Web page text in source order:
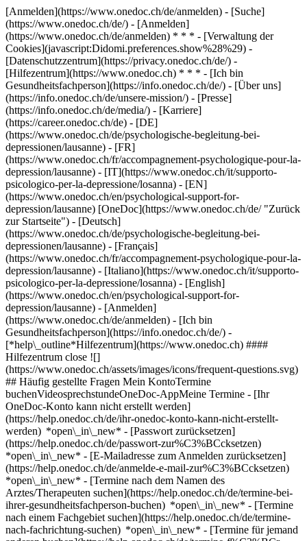
[Anmelden](https://www.onedoc.ch/de/anmelden) - [Suche]
(https://www.onedoc.ch/de/) - [Anmelden]
(https://www.onedoc.ch/de/anmelden) * * * - [Verwaltung der
Cookies](javascript:Didomi.preferences.show%28%29) -
[Datenschutzzentrum](https://privacy.onedoc.ch/de/) -
[Hilfezentrum](https://www.onedoc.ch) * * * - [Ich bin
Gesundheitsfachperson](https://info.onedoc.ch/de/) - [Über uns]
(https://info.onedoc.ch/de/unsere-mission/) - [Presse]
(https://info.onedoc.ch/de/media/) - [Karriere]
(https://career.onedoc.ch/de) - [DE]
(https://www.onedoc.ch/de/psychologische-begleitung-bei-
depressionen/lausanne) - [FR]
(https://www.onedoc.ch/fr/accompagnement-psychologique-pour-la-
depression/lausanne) - [IT](https://www.onedoc.ch/it/supporto-
psicologico-per-la-depressione/losanna) - [EN]
(https://www.onedoc.ch/en/psychological-support-for-
depression/lausanne) [OneDoc](https://www.onedoc.ch/de/ "Zurück
zur Startseite") - [Deutsch]
(https://www.onedoc.ch/de/psychologische-begleitung-bei-
depressionen/lausanne) - [Français]
(https://www.onedoc.ch/fr/accompagnement-psychologique-pour-la-
depression/lausanne) - [Italiano](https://www.onedoc.ch/it/supporto-
psicologico-per-la-depressione/losanna) - [English]
(https://www.onedoc.ch/en/psychological-support-for-
depression/lausanne) - [Anmelden]
(https://www.onedoc.ch/de/anmelden) - [Ich bin
Gesundheitsfachperson](https://info.onedoc.ch/de/) -
[*help\_outline*Hilfezentrum](https://www.onedoc.ch) ####
Hilfezentrum close ![]
(https://www.onedoc.ch/assets/images/icons/frequent-questions.svg)
## Häufig gestellte Fragen Mein KontoTermine
buchenVideosprechstundeOneDoc-AppMeine Termine - [Ihr
OneDoc-Konto kann nicht erstellt werden]
(https://help.onedoc.ch/de/ihr-onedoc-konto-kann-nicht-erstellt-
werden) *open\_in\_new* - [Passwort zurücksetzen]
(https://help.onedoc.ch/de/passwort-zur%C3%BCcksetzen)
*open\_in\_new* - [E-Mailadresse zum Anmelden zurücksetzen]
(https://help.onedoc.ch/de/anmelde-e-mail-zur%C3%BCcksetzen)
*open\_in\_new* - [Termine nach dem Namen des
Arztes/Therapeuten suchen](https://help.onedoc.ch/de/termine-bei-
ihrer-gesundheitsfachperson-buchen) *open\_in\_new* - [Termine
nach einem Fachgebiet suchen](https://help.onedoc.ch/de/termine-
nach-fachrichtung-suchen) *open\_in\_new* - [Termine für jemand